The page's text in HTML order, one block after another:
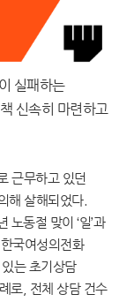
실패하는
신속히 마련하고
근무하고 있던
해 살해되었다.
동절 맞이 ‘일’과
국여성의전화
는 초기상담
로, 전체 상담 건수